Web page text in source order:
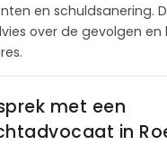
en schuldsanering.
over de gevolgen en
met een
in